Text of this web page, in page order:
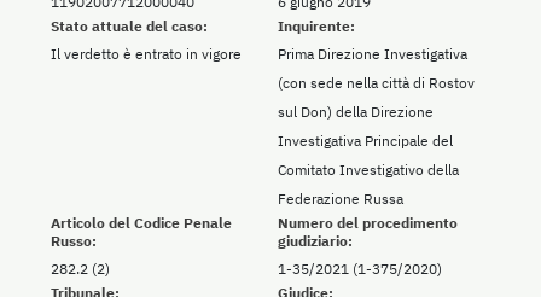
Stato attuale del caso:
Il verdetto è entrato in vigore
Inquirente:
Prima Direzione Investigativa
(con sede nella città di Rostov
sul Don) della Direzione
Investigativa Principale del
Comitato Investigativo della
Federazione Russa
Articolo del Codice Penale
Russo:
282.2 (2)
Numero del procedimento
giudiziario:
1-35/2021 (1-375/2020)
Tribunale:
Giudice: